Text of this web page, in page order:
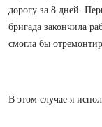
дорогу за 8 дней.
бригада закончила
смогла бы
В этом случае я